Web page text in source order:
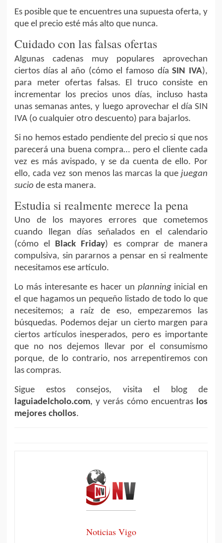
Es posible que te encuentres una supuesta oferta, y
que el precio esté más alto que nunca.
Cuidado con las falsas ofertas
Algunas cadenas muy populares aprovechan
ciertos días al año (cómo el famoso díaSIN IVA),
para meter ofertas falsas. El truco consiste en
incrementar los precios unos días, incluso hasta
unas semanas antes, y luego aprovechar el día SIN
IVA (o cualquier otro descuento) para bajarlos.
Si no hemos estado pendiente del precio si que nos
parecerá una buena compra… pero el cliente cada
vez es más avispado, y se da cuenta de ello. Por
ello, cada vez son menos las marcas la que juegan
sucio de esta manera.
Estudia si realmente merece la pena
Uno de los mayores errores que cometemos
cuando llegan días señalados en el calendario
(cómo el
Black Friday) es comprar de manera
compulsiva, sin pararnos a pensar en si realmente
necesitamos ese artículo.
Lo más interesante es hacer un planninginicial en
el que hagamos un pequeño listado de todo lo que
necesitemos; a raíz de eso, empezaremos las
búsquedas. Podemos dejar un cierto margen para
ciertos artículos inesperados, pero es importante
que no nos dejemos llevar por el consumismo
porque, de lo contrario, nos arrepentiremos con
las compras.
Sigue estos consejos, visita el blog de
laguiadelcholo.com, y verás cómo encuentras los
mejores chollos.
Noticias Vigo